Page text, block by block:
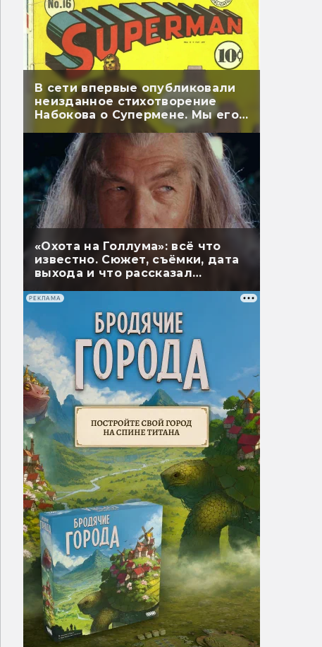
В сети впервые опубликовали
неизданное стихотворение
Набокова о Супермене. Мы его
перевели
«Охота на Голлума»: всё что
известно. Сюжет, съёмки, дата
выхода и что рассказал
РЕКЛАМА